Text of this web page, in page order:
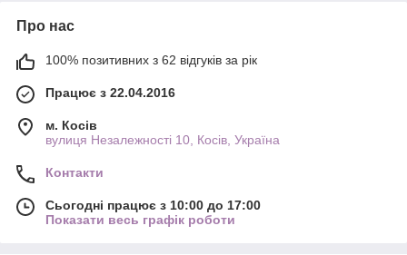
Про нас
100% позитивних з 62 відгуків за рік
Працює з 22.04.2016
м. Косів
вулиця Незалежності 10, Косів, Україна
Контакти
Сьогодні працює з 10:00 до 17:00
Показати весь графік роботи